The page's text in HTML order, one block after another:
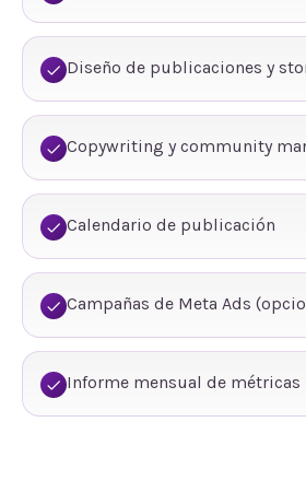
Diseño de publicaciones y
Copywriting y community
Calendario de publicación
Campañas de Meta Ads
Informe mensual de métricas